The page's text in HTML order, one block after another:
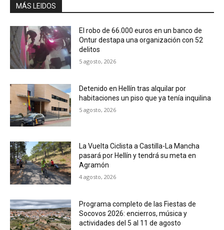
MÁS LEIDOS
El robo de 66.000 euros en un banco de
Ontur destapa una organización con 52
delitos
5 agosto, 2026
Detenido en Hellín tras alquilar por
habitaciones un piso que ya tenía inquilina
5 agosto, 2026
La Vuelta Ciclista a Castilla-La Mancha
pasará por Hellín y tendrá su meta en
Agramón
4 agosto, 2026
Programa completo de las Fiestas de
Socovos 2026: encierros, música y
actividades del 5 al 11 de agosto